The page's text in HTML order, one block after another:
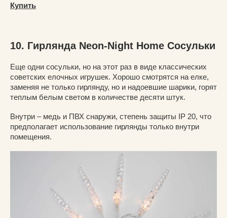
Купить
10. Гирлянда Neon-Night Home Сосульки
Еще одни сосульки, но на этот раз в виде классических
советских елочных игрушек. Хорошо смотрятся на елке,
заменяя не только гирлянду, но и надоевшие шарики, горят
теплым белым светом в количестве десяти штук.
Внутри – медь и ПВХ снаружи, степень защиты IP 20, что
предполагает использование гирлянды только внутри
помещения.